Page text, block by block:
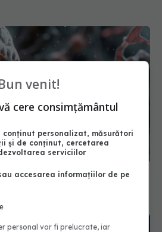
de colon să dea metastaze
cercetătorii
venit!
cere consimțământul
conținut personalizat, măsurători
și de conținut, cercetarea
serviciilor
accesarea informațiilor de pe
personal vor fi prelucrate, iar